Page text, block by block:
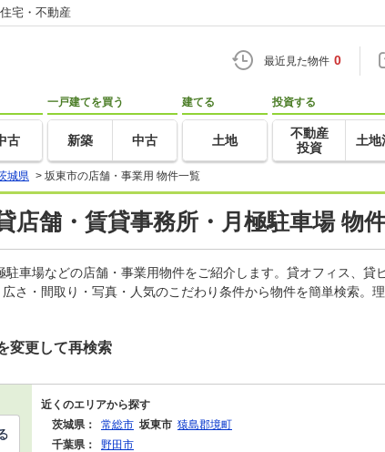
宅・不動産
最近見た物件 0
古
一戸建てを買う
新築 中古
建てる
土地
投資する
不動産
投資
土地
城県 > 坂東市の店舗・事業用 物件一覧
店舗・賃貸事務所・月極駐車場 物
車場などの店舗・事業用物件をご紹介します。貸オフィス、貸
さ・間取り・写真・人気のこだわり条件から物件を簡単検索。
変更して再検索
近くのエリアから探す
茨城県：
常総市 坂東市 猿島郡境町
千葉県：
野田市